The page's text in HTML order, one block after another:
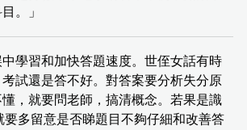
。」
學習和加快答題速度。世侄女話有時
試還是答不好。對答案要分析失分原
，就要問老師，搞清概念。若果是識
要多留意是否睇題目不夠仔細和改善答